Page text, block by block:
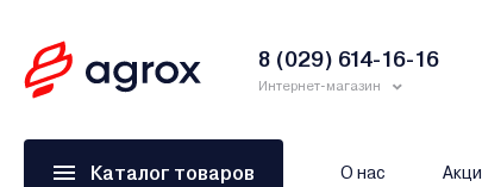
8 (029) 614-16-16
Интернет-магазин
Каталог товаров О нас